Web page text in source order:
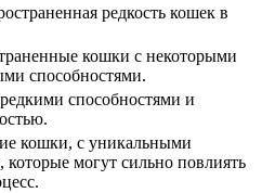
редкость кошек в
кошки с некоторыми
способностями.
способностями и
кошки, с уникальными
которые могут сильно повлиять